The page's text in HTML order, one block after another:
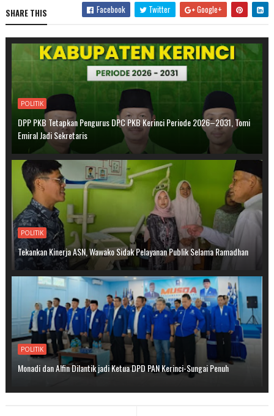
SHARE THIS Facebook Twitter Google+
POLITIK
DPP PKB Tetapkan Pengurus DPC PKB Kerinci Periode 2026–2031, Tomi
Emiral Jadi Sekretaris
POLITIK
Tekankan Kinerja ASN, Wawako Sidak Pelayanan Publik Selama Ramadhan
POLITIK
Monadi dan Alfin Dilantik jadi Ketua DPD PAN Kerinci-Sungai Penuh